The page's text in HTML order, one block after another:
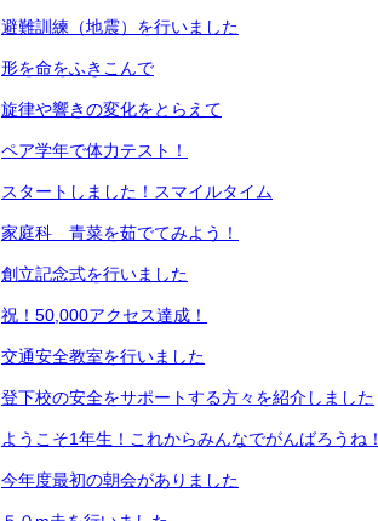
避難訓練（地震）を行いました
形を命をふきこんで
旋律や響きの変化をとらえて
ペア学年で体力テスト！
スタートしました！スマイルタイム
家庭科 青菜を茹でてみよう！
創立記念式を行いました
祝！50,000アクセス達成！
交通安全教室を行いました
登下校の安全をサポートする方々を紹介しました
ようこそ1年生！これからみんなでがんばろうね！
今年度最初の朝会がありました